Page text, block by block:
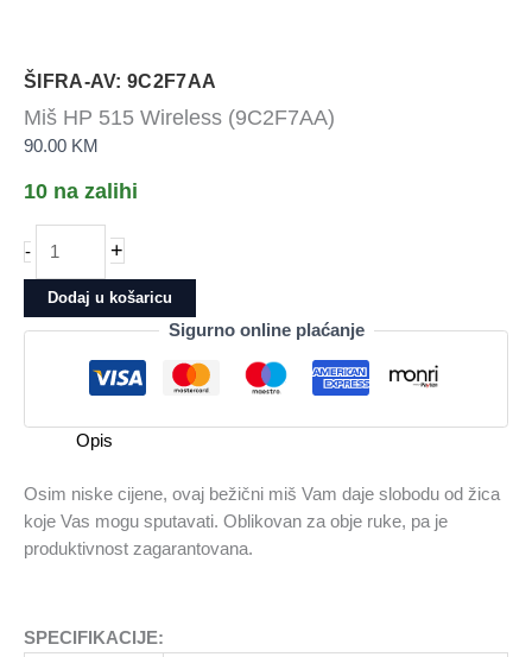
ŠIFRA-AV: 9C2F7AA
Miš HP 515 Wireless (9C2F7AA)
90.00 KM
10 na zalihi
-
HP
515
Wireless
+
Dodaj u košaricu
Sigurno online plaćanje
Opis
Osim niske cijene, ovaj bežični miš Vam daje slobodu od žica
koje Vas mogu sputavati. Oblikovan za obje ruke, pa je
produktivnost zagarantovana.
SPECIFIKACIJE: